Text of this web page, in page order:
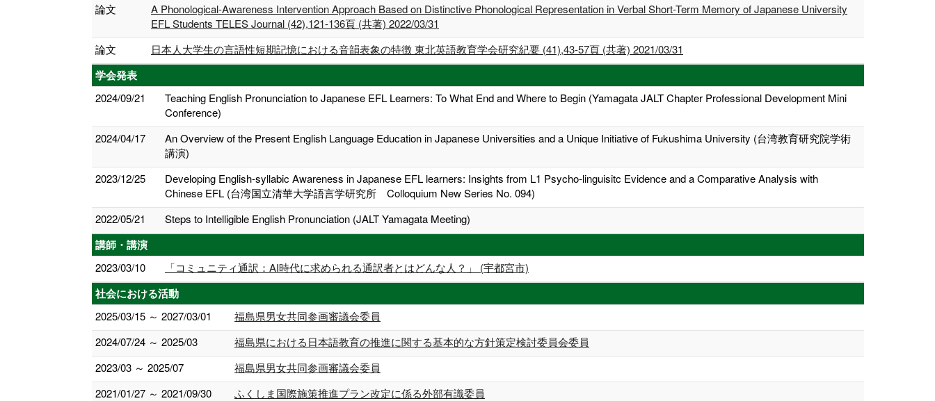
論文
A Phonological-Awareness Intervention Approach Based on Distinctive Phonological Representation in Verbal Short-Term Memory of Japanese University
EFL Students TELES Journal (42),121-136頁 (共著) 2022/03/31
論文
日本人大学生の言語性短期記憶における音韻表象の特徴 東北英語教育学会研究紀要 (41),43-57頁 (共著) 2021/03/31
学会発表
2024/09/21
Teaching English Pronunciation to Japanese EFL Learners: To What End and Where to Begin (Yamagata JALT Chapter Professional Development Mini
Conference)
2024/04/17
An Overview of the Present English Language Education in Japanese Universities and a Unique Initiative of Fukushima University (台湾教育研究院学術
講演)
2023/12/25
Developing English-syllabic Awareness in Japanese EFL learners: Insights from L1 Psycho-linguisitc Evidence and a Comparative Analysis with
Chinese EFL (台湾国立清華大学語言学研究所 Colloquium New Series No. 094)
2022/05/21
Steps to Intelligible English Pronunciation (JALT Yamagata Meeting)
講師・講演
2023/03/10 「コミュニティ通訳：AI時代に求められる通訳者とはどんな人？」 (宇都宮市)
社会における活動
2025/03/15 ～ 2027/03/01
福島県男女共同参画審議会委員
2024/07/24 ～ 2025/03
福島県における日本語教育の推進に関する基本的な方針策定検討委員会委員
2023/03 ～ 2025/07
福島県男女共同参画審議会委員
2021/01/27 ～ 2021/09/30
ふくしま国際施策推進プラン改定に係る外部有識委員